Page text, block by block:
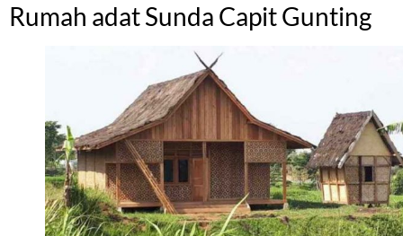
Rumah adat Sunda Capit Gunting